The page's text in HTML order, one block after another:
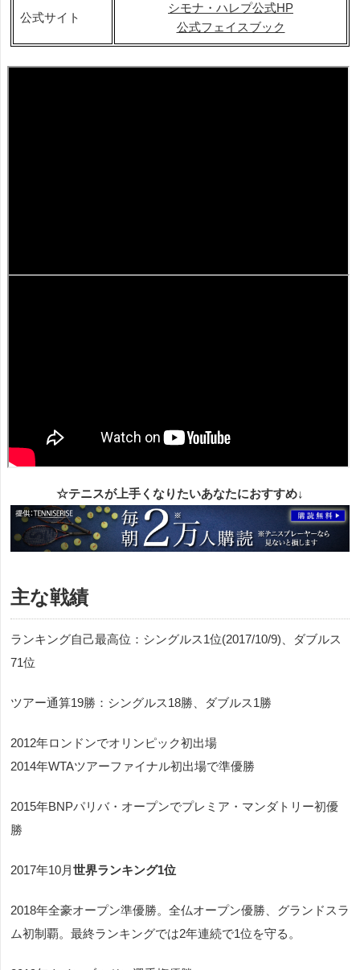
公式サイト
シモナ・ハレプ公式HP
公式フェイスブック
☆テニスが上手くなりたいあなたにおすすめ↓
主な戦績
ランキング自己最高位：シングルス1位(2017/10/9)、ダブルス
71位
ツアー通算19勝：シングルス18勝、ダブルス1勝
2012年ロンドンでオリンピック初出場
2014年WTAツアーファイナル初出場で準優勝
2015年BNPパリバ・オープンでプレミア ・マンダトリー初優
勝
2017年10月世界ランキング1位
2018年全豪オープン準優勝。全仏オープン優勝、グランドスラ
ム初制覇。 最終ランキングでは2年連続で1位を守る。